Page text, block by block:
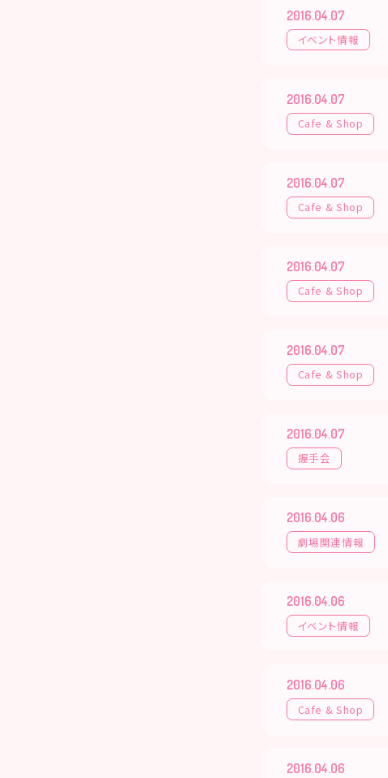
2016.04.07
イベント情報
2016.04.07
Cafe & Shop
2016.04.07
Cafe & Shop
2016.04.07
Cafe & Shop
2016.04.07
Cafe & Shop
2016.04.07
握手会
2016.04.06
劇場関連情報
2016.04.06
イベント情報
2016.04.06
Cafe & Shop
2016.04.06